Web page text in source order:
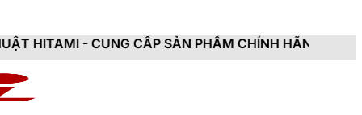
CẤP SẢN PHẨM CHÍNH HÃNG, MỚI 100%, ĐẦY ĐỦ